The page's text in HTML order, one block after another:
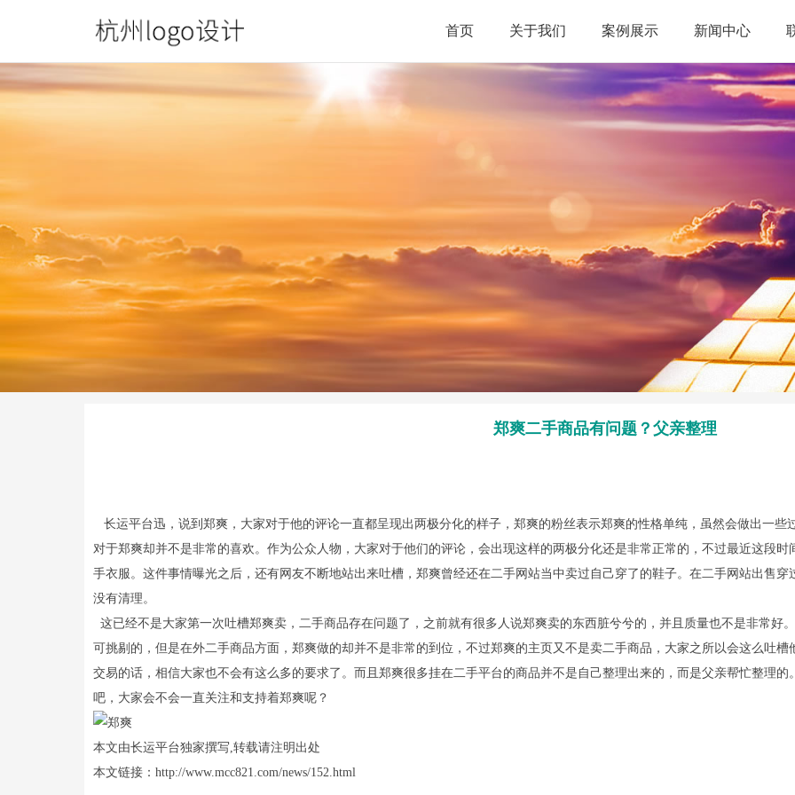
首页 关于我们 案例展示 新闻中心
郑爽二手商品有问题？父亲整理
长运平台迅，说到郑爽，大家对于他的评论一直都呈现出两极分化的样子，郑爽的粉丝表示郑爽的性格单纯，虽然会做出一
对于郑爽却并不是非常的喜欢。作为公众人物，大家对于他们的评论，会出现这样的两极分化还是非常正常的，不过最近这段
手衣服。这件事情曝光之后，还有网友不断地站出来吐槽，郑爽曾经还在二手网站当中卖过自己穿了的鞋子。在二手网站出售
没有清理。
这已经不是大家第一次吐槽郑爽卖，二手商品存在问题了，之前就有很多人说郑爽卖的东西脏兮兮的，并且质量也不是非常好
可挑剔的，但是在外二手商品方面，郑爽做的却并不是非常的到位，不过郑爽的主页又不是卖二手商品，大家之所以会这么吐
交易的话，相信大家也不会有这么多的要求了。而且郑爽很多挂在二手平台的商品并不是自己整理出来的，而是父亲帮忙整理
吧，大家会不会一直关注和支持着郑爽呢？
本文由长运平台独家撰写,转载请注明出处
本文链接：http://www.mcc821.com/news/152.html